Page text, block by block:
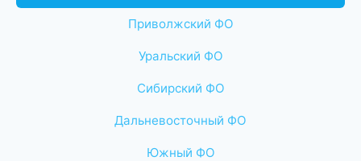
Приволжский ФО
Уральский ФО
Сибирский ФО
Дальневосточный ФО
Южный ФО